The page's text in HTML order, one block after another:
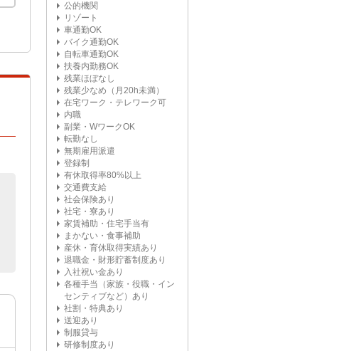
公的機関
リゾート
車通勤OK
バイク通勤OK
自転車通勤OK
扶養内勤務OK
残業ほぼなし
残業少なめ（月20h未満）
在宅ワーク・テレワーク可
内職
副業・WワークOK
転勤なし
無期雇用派遣
登録制
有休取得率80%以上
交通費支給
社会保険あり
社宅・寮あり
家賃補助・住宅手当有
まかない・食事補助
産休・育休取得実績あり
退職金・財形貯蓄制度あり
入社祝い金あり
各種手当（家族・役職・イン
センティブなど）あり
社割・特典あり
送迎あり
制服貸与
研修制度あり